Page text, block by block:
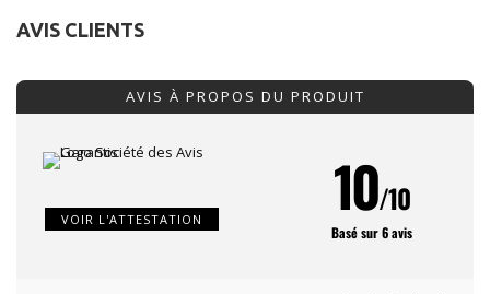
AVIS CLIENTS
AVIS À PROPOS DU PRODUIT
VOIR L'ATTESTATION 10/10
Basé sur 6 avis